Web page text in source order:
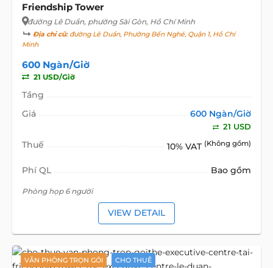
Friendship Tower
đường Lê Duẩn, phường Sài Gòn, Hồ Chí Minh
Địa chỉ cũ:đường Lê Duẩn, Phường Bến Nghé, Quận 1, Hồ Chí
Minh
600 Ngàn/Giờ
21 USD/Giờ
Tầng
Giá
600 Ngàn/Giờ
21 USD
Thuế 10% VAT (Không gồm)
Phí QL Bao gồm
Phòng họp 6 người
VIEW DETAIL
VĂN PHÒNG TRỌN GÓI CHO THUÊ